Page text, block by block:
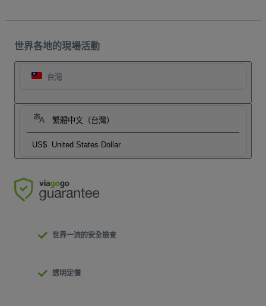
世界各地的現場活動
台灣
繁體中文（台灣）
US$ United States Dollar
世界一流的安全檢查
透明定價